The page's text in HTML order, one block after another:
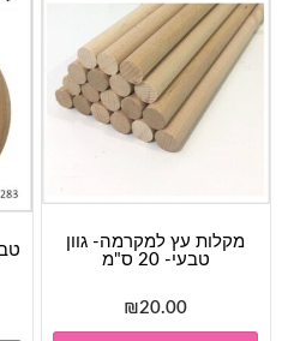
מקלות עץ למקרמה- גוון
טבעי- 20 ס"מ
₪20.00